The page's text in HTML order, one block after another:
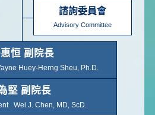
諮詢委員會
Advisory Committee
恒 副院長
Huey-Herng Sheu, Ph.D.
堅 副院長
Wei J. Chen, MD, ScD.